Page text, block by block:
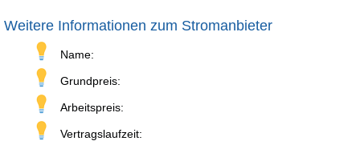
Weitere Informationen zum Stromanbieter
Name:
Grundpreis:
Arbeitspreis:
Vertragslaufzeit: